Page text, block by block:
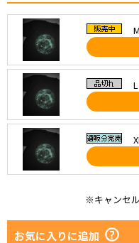
L
※キャンセ
お気に入りに追加